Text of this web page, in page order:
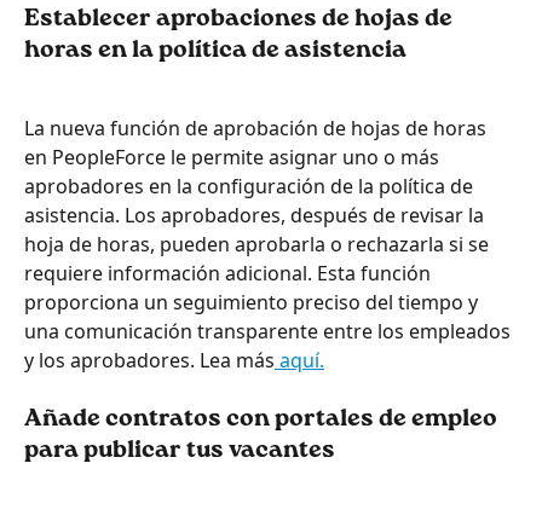
Establecer aprobaciones de hojas de
horas en la política de asistencia
La nueva función de aprobación de hojas de horas
en PeopleForce le permite asignar uno o más
aprobadores en la configuración de la política de
asistencia. Los aprobadores, después de revisar la
hoja de horas, pueden aprobarla o rechazarla si se
requiere información adicional. Esta función
proporciona un seguimiento preciso del tiempo y
una comunicación transparente entre los empleados
y los aprobadores. Lea más aquí.
Añade contratos con portales de empleo
para publicar tus vacantes